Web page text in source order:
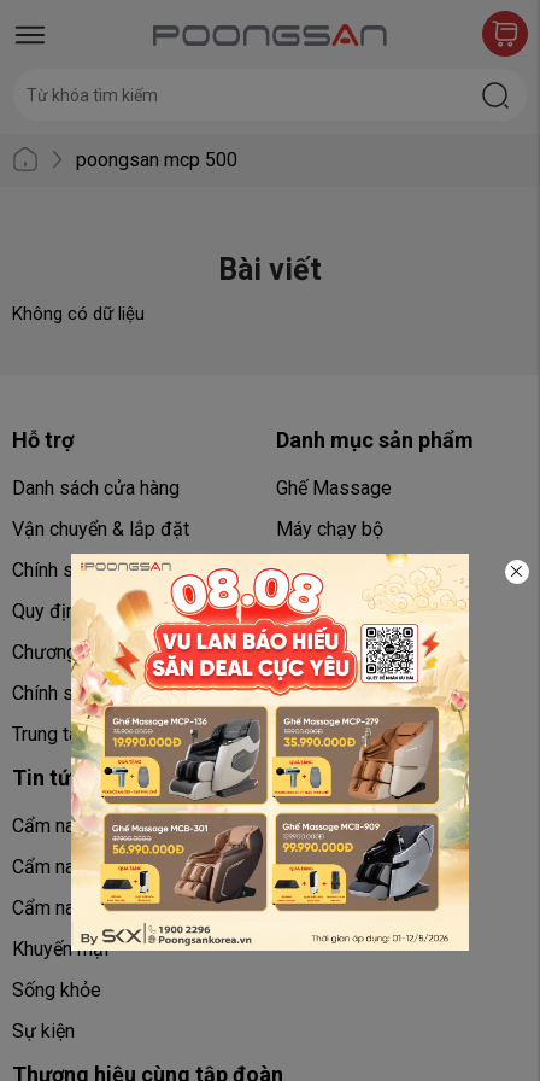
poongsan mcp 500
Bài viết
Không có dữ liệu
Hỗ trợ
Danh sách cửa hàng
Vận chuyển & lắp đặt
Chính sách và bảo mật
Quy định thanh toán
Chương trình thu cũ đổi mới
Chính sách bảo hành
Trung tâm bảo hành
Danh mục sản phẩm
Ghế Massage
Máy chạy bộ
Xe đạp tập
Máy massage
Gối massage
Đệm massage
Tin tức
Cẩm nang ghế massage
Cẩm nang máy chạy bộ
Cẩm nang xe đạp tập
Khuyến mại
Sống khỏe
Sự kiện
Thương hiệu cùng tập đoàn